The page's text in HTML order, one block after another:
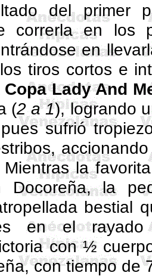
del primer
correrla en los
en
tiros cortos e
Copa Lady And
(2 a 1), logrando
sufrió
la
Docoreña, la
bestial
en el rayado
con ½
, con tiempo de